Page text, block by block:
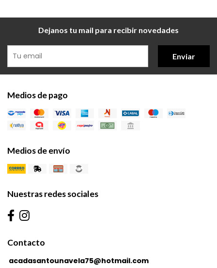
Dejanos tu mail para recibir novedades
Enviar
Medios de pago
Medios de envío
Nuestras redes sociales
Contacto
acadasantounavela75@hotmail.com